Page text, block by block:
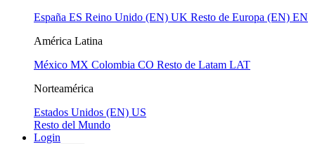
España ES Reino Unido (EN) UK Resto de Europa (EN) EN
América Latina
México MX Colombia CO Resto de Latam LAT
Norteamérica
Estados Unidos (EN) US
Resto del Mundo
Login